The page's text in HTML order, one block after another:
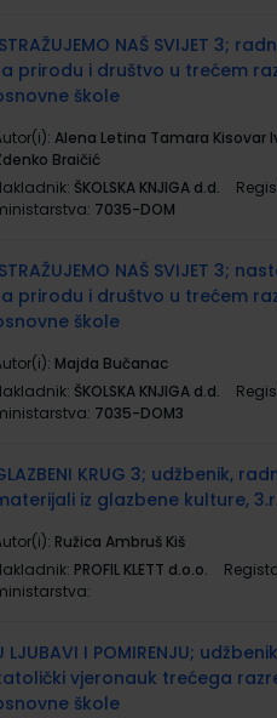
NAŠ SVIJET 3;
prirodu i društvo u trećem
škole
Alena Letina Tamara Kisovar
Braičić
ŠKOLSKA KNJIGA d.d.
7035-DOM
NAŠ SVIJET 3;
prirodu i društvo u trećem
škole
Majda Bučanac
ŠKOLSKA KNJIGA d.d.
7035-DOM3
KRUG 3; udžbenik,
iz glazbene kulture,
Ružica Ambruš Kiš
PROFIL KLETT d.o.o.
LJUBAVI I POMIRENJU;
vjeronauk trećega
škole